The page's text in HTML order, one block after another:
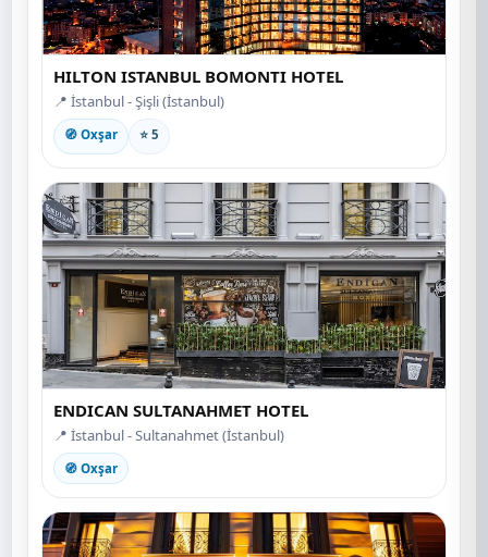
HILTON ISTANBUL BOMONTI HOTEL
📍 İstanbul - Şişli (İstanbul)
🧭 Oxşar ⭐ 5
ENDICAN SULTANAHMET HOTEL
📍 İstanbul - Sultanahmet (İstanbul)
🧭 Oxşar